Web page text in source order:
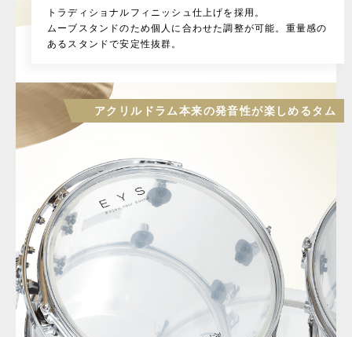
トラディショナルフィニッシュ仕上げを採用。
ムーブスタンドのため個人に合わせた調整が可能。重量感の
あるスタンドで安定性抜群。
アクリルドラム本来の発音性が楽しめるタム